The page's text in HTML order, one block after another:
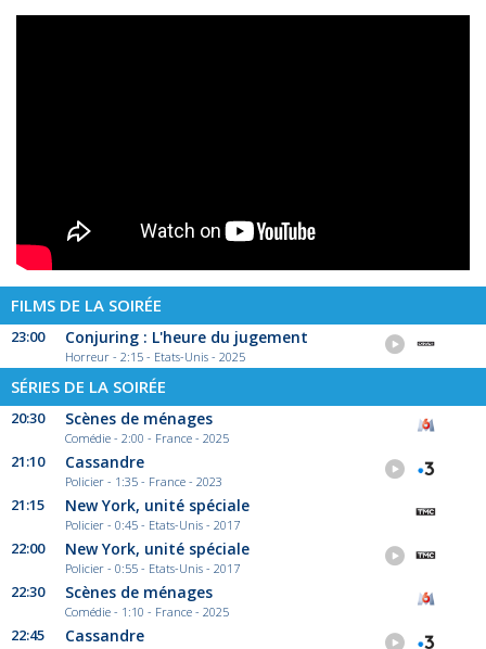
FILMS DE LA SOIRÉE
23:00 Conjuring : L'heure du jugement
Horreur - 2:15 - Etats-Unis - 2025
SÉRIES DE LA SOIRÉE
20:30 Scènes de ménages
Comédie - 2:00 - France - 2025
21:10 Cassandre
Policier - 1:35 - France - 2023
21:15 New York, unité spéciale
Policier - 0:45 - Etats-Unis - 2017
22:00 New York, unité spéciale
Policier - 0:55 - Etats-Unis - 2017
22:30 Scènes de ménages
Comédie - 1:10 - France - 2025
22:45 Cassandre